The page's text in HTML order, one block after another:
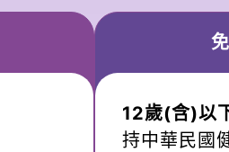
12歲(含)以
持中華民國